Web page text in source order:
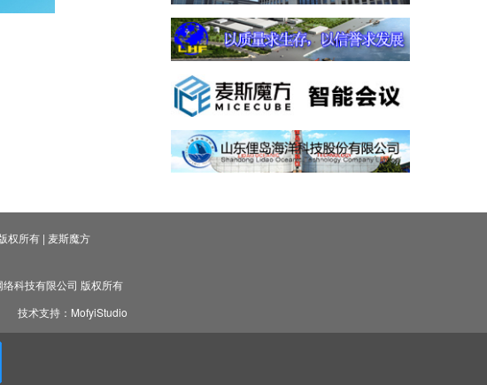
权所有| 麦斯魔方
科技有限公司 版权所有
技术支持：MofyiStudio